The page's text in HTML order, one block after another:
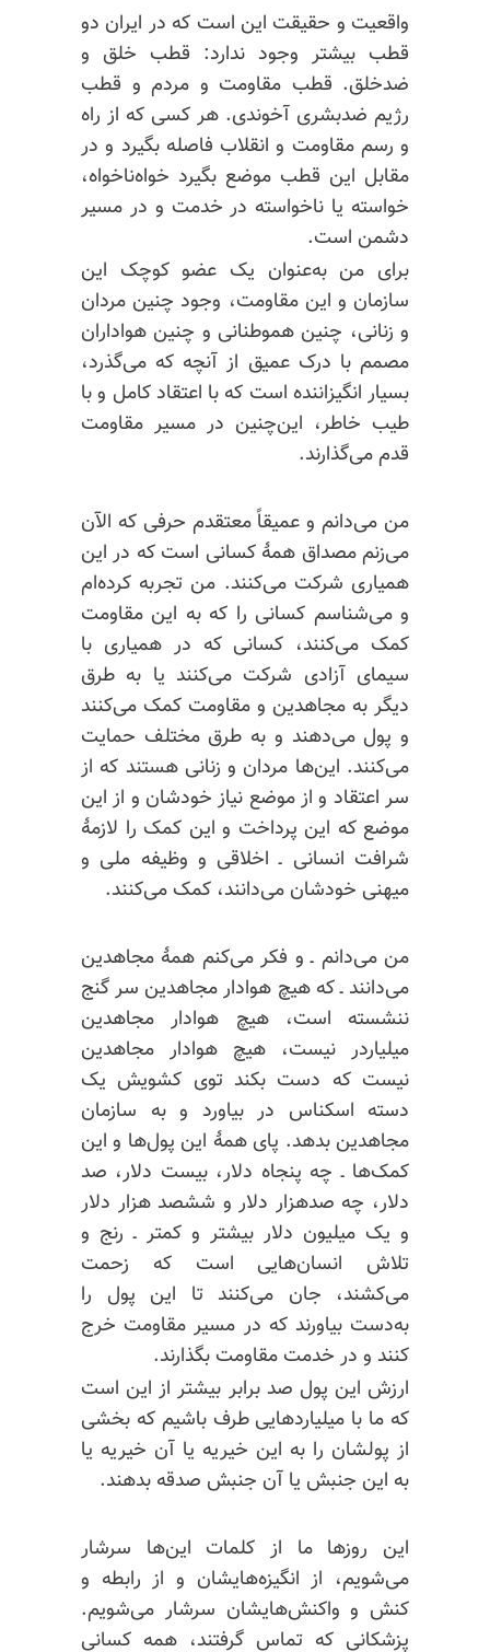
واقعیت و حقیقت این است که در ایران دو
قطب بیشتر وجود ندارد: قطب خلق و
ضدخلق. قطب مقاومت و مردم و قطب
رژیم ضدبشری آخوندی. هر کسی که از راه
و رسم مقاومت و انقلاب فاصله بگیرد و در
مقابل این قطب موضع بگیرد خواه‌ناخواه،
خواسته یا ناخواسته در خدمت و در مسیر
دشمن است.
برای من به‌عنوان یک عضو کوچک این
سازمان و این مقاومت، وجود چنین مردان
و زنانی، چنین هموطنانی و چنین هواداران
مصمم با درک عمیق از آنچه که می‌گذرد،
بسیار انگیزاننده است که با اعتقاد کامل و با
طیب خاطر، این‌چنین در مسیر مقاومت
قدم می‌گذارند.
من می‌دانم و عمیقاً معتقدم حرفی که الآن
می‌زنم مصداق همهٔ کسانی است که در این
همیاری شرکت می‌کنند. من تجربه کرده‌ام
و می‌شناسم کسانی را که به این مقاومت
کمک می‌کنند، کسانی که در همیاری با
سیمای آزادی شرکت می‌کنند یا به طرق
دیگر به مجاهدین و مقاومت کمک می‌کنند
و پول می‌دهند و به طرق مختلف حمایت
می‌کنند. این‌ها مردان و زنانی هستند که از
سر اعتقاد و از موضع نیاز خودشان و از این
موضع که این پرداخت و این کمک را لازمهٔ
شرافت انسانی ـ اخلاقی و وظیفه ملی و
میهنی خودشان می‌دانند، کمک می‌کنند.
من می‌دانم ـ و فکر می‌کنم همهٔ مجاهدین
می‌دانند ـ که هیچ هوادار مجاهدین سر گنج
ننشسته است، هیچ هوادار مجاهدین
میلیاردر نیست، هیچ هوادار مجاهدین
نیست که دست بکند توی کشویش یک
دسته اسکناس در بیاورد و به سازمان
مجاهدین بدهد. پای همهٔ این پول‌ها و این
کمک‌ها ـ چه پنجاه دلار، بیست دلار، صد
دلار، چه صدهزار دلار و ششصد هزار دلار
و یک میلیون دلار بیشتر و کمتر ـ رنج و
تلاش انسان‌هایی است که زحمت
می‌کشند، جان می‌کنند تا این پول را
به‌دست بیاورند که در مسیر مقاومت خرج
کنند و در خدمت مقاومت بگذارند.
ارزش این پول صد برابر بیشتر از این است
که ما با میلیاردهایی طرف باشیم که بخشی
از پولشان را به این خیریه یا آن خیریه یا
به این جنبش یا آن جنبش صدقه بدهند.
این روزها ما از کلمات این‌ها سرشار
می‌شویم، از انگیزه‌هایشان و از رابطه و
کنش و واکنش‌هایشان سرشار می‌شویم.
پزشکانی که تماس گرفتند، همه کسانی